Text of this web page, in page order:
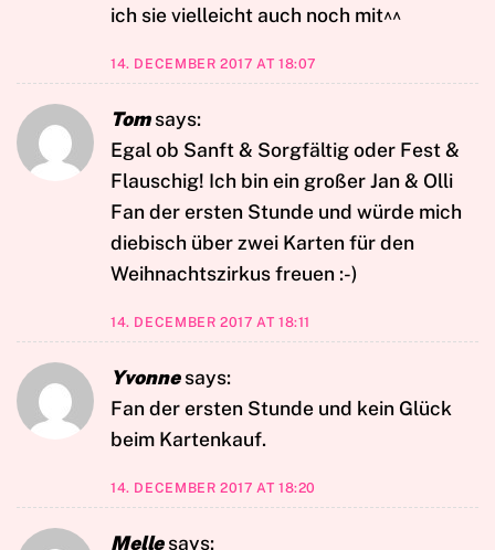
ich sie vielleicht auch noch mit^^
14. DECEMBER 2017 AT 18:07
Tom says:
Egal ob Sanft & Sorgfältig oder Fest &
Flauschig! Ich bin ein großer Jan & Olli
Fan der ersten Stunde und würde mich
diebisch über zwei Karten für den
Weihnachtszirkus freuen :-)
14. DECEMBER 2017 AT 18:11
Yvonne says:
Fan der ersten Stunde und kein Glück
beim Kartenkauf.
14. DECEMBER 2017 AT 18:20
Melle says: